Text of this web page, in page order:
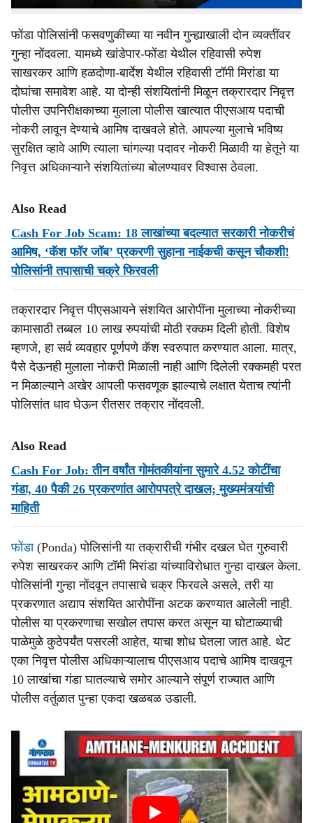
फोंडा पोलिसांनी फसवणुकीच्या या नवीन गुन्ह्याखाली दोन व्यक्तींवर
गुन्हा नोंदवला. यामध्ये खांडेपार-फोंडा येथील रहिवासी रुपेश
साखरकर आणि हळदोणा-बार्देश येथील रहिवासी टॉमी मिरांडा या
दोघांचा समावेश आहे. या दोन्ही संशयितांनी मिळून तक्रारदार निवृत्त
पोलीस उपनिरीक्षकाच्या मुलाला पोलीस खात्यात पीएसआय पदाची
नोकरी लावून देण्याचे आमिष दाखवले होते. आपल्या मुलाचे भविष्य
सुरक्षित व्हावे आणि त्याला चांगल्या पदावर नोकरी मिळावी या हेतूने या
निवृत्त अधिकाऱ्याने संशयितांच्या बोलण्यावर विश्वास ठेवला.
Also Read
Cash For Job Scam: 18 लाखांच्या बदल्यात सरकारी नोकरीचं
आमिष, ‘कॅश फॉर जॉब’ प्रकरणी सुहाना नाईकची कसून चौकशी!
पोलिसांनी तपासाची चक्रे फिरवली
तक्रारदार निवृत्त पीएसआयने संशयित आरोपींना मुलाच्या नोकरीच्या
कामासाठी तब्बल 10 लाख रुपयांची मोठी रक्कम दिली होती. विशेष
म्हणजे, हा सर्व व्यवहार पूर्णपणे कॅश स्वरुपात करण्यात आला. मात्र,
पैसे देऊनही मुलाला नोकरी मिळाली नाही आणि दिलेली रक्कमही परत
न मिळाल्याने अखेर आपली फसवणूक झाल्याचे लक्षात येताच त्यांनी
पोलिसांत धाव घेऊन रीतसर तक्रार नोंदवली.
Also Read
Cash For Job: तीन वर्षांत गोमंतकीयांना सुमारे 4.52 कोटींचा
गंडा, 40 पैकी 26 प्रकरणांत आरोपपत्रे दाखल; मुख्‍यमंत्र्यांची
माहिती
फोंडा(Ponda) पोलिसांनी या तक्रारीची गंभीर दखल घेत गुरुवारी
रुपेश साखरकर आणि टॉमी मिरांडा यांच्याविरोधात गुन्हा दाखल केला.
पोलिसांनी गुन्हा नोंदवून तपासाचे चक्र फिरवले असले, तरी या
प्रकरणात अद्याप संशयित आरोपींना अटक करण्यात आलेली नाही.
पोलीस या प्रकरणाचा सखोल तपास करत असून या घोटाळ्याची
पाळेमुळे कुठेपर्यंत पसरली आहेत, याचा शोध घेतला जात आहे. थेट
एका निवृत्त पोलीस अधिकाऱ्यालाच पीएसआय पदाचे आमिष दाखवून
10 लाखांचा गंडा घातल्याचे समोर आल्याने संपूर्ण राज्यात आणि
पोलीस वर्तुळात पुन्हा एकदा खळबळ उडाली.